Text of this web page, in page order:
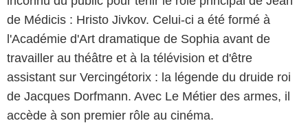
de Médicis : Hristo Jivkov. Celui-ci a été formé à
l'Académie d'Art dramatique de Sophia avant de
travailler au théâtre et à la télévision et d'être
assistant sur Vercingétorix : la légende du druide roi
de Jacques Dorfmann. Avec Le Métier des armes, il
accède à son premier rôle au cinéma.